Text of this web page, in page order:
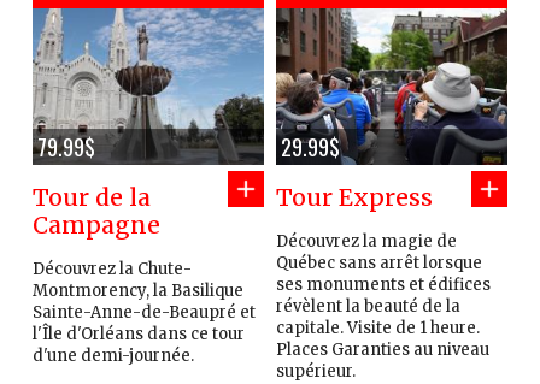
79.99$
Tour de la
Campagne
Découvrez la Chute-
Montmorency, la Basilique
Sainte-Anne-de-Beaupré et
l'Île d'Orléans dans ce tour
d'une demi-journée.
29.99$
Tour Express
Découvrez la magie de
Québec sans arrêt lorsque
ses monuments et édifices
révèlent la beauté de la
capitale. Visite de 1 heure.
Places Garanties au niveau
supérieur.